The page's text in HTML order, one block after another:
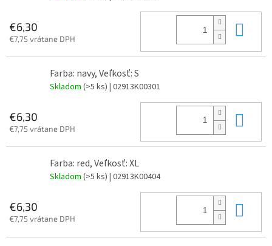
€6,30
€7,75 vrátane DPH
Farba: navy, Veľkosť: S
Skladom (>5 ks) | 02913K00301
€6,30
€7,75 vrátane DPH
Farba: red, Veľkosť: XL
Skladom (>5 ks) | 02913K00404
€6,30
€7,75 vrátane DPH